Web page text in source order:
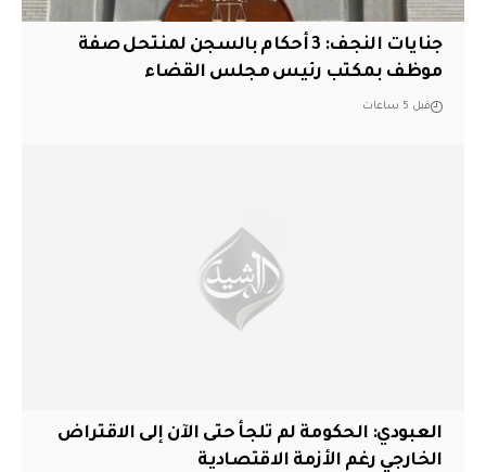
جنايات النجف: 3 أحكام بالسجن لمنتحل صفة
موظف بمكتب رئيس مجلس القضاء
قبل 5 ساعات
العبودي: الحكومة لم تلجأ حتى الآن إلى الاقتراض
الخارجي رغم الأزمة الاقتصادية